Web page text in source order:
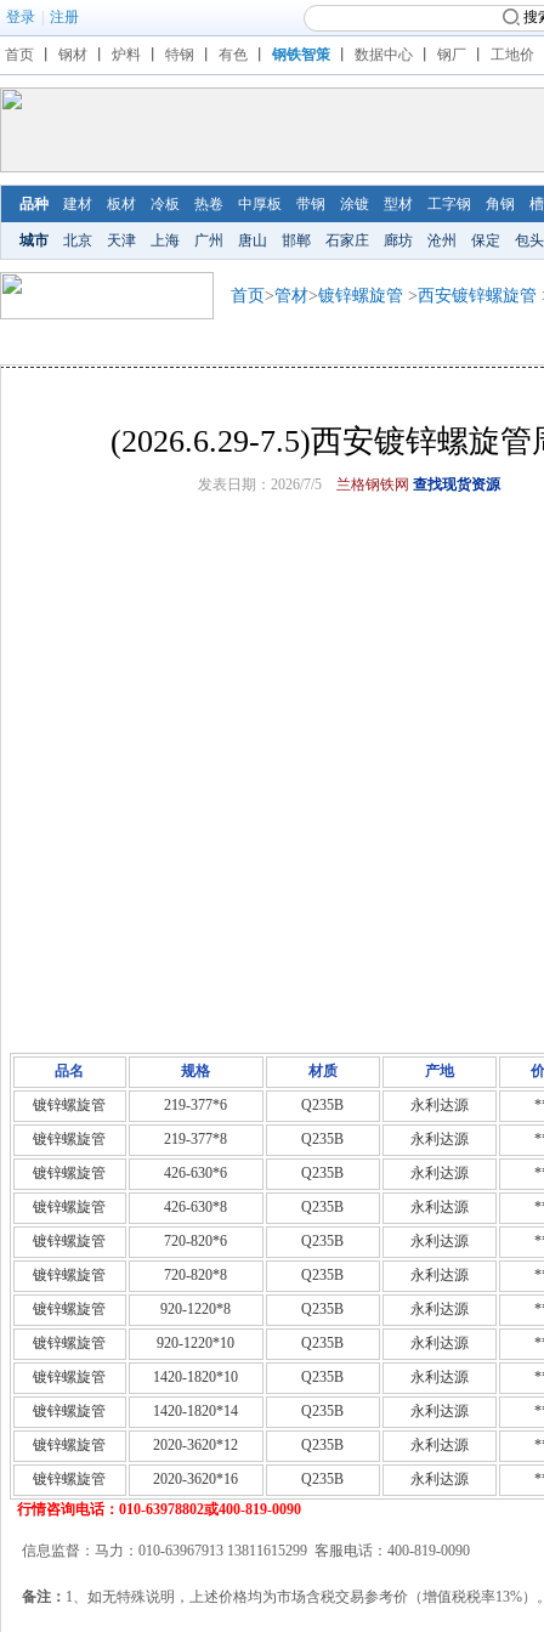
登录 注册 搜
首页 钢材 炉料 特钢 有色 钢铁智策 数据中心 钢厂 工地价
品种 建材 板材 冷板 热卷 中厚板 带钢 涂镀 型材 工字钢 角钢
城市 北京 天津 上海 广州 唐山 邯郸 石家庄 廊坊 沧州 保定 包头
首页>管材>镀锌螺旋管 >西安镀锌螺旋管
(2026.6.29-7.5)西安镀锌螺旋
发表日期：2026/7/5 兰格钢铁网 查找现货资源
品名 规格 材质 产地
镀锌螺旋管
219-377*6 Q235B 永利达源
镀锌螺旋管
219-377*8 Q235B 永利达源
镀锌螺旋管
426-630*6 Q235B 永利达源
镀锌螺旋管
426-630*8 Q235B 永利达源
镀锌螺旋管
720-820*6 Q235B 永利达源
镀锌螺旋管
720-820*8 Q235B 永利达源
镀锌螺旋管
920-1220*8 Q235B 永利达源
镀锌螺旋管
920-1220*10 Q235B 永利达源
镀锌螺旋管
1420-1820*10 Q235B 永利达源
镀锌螺旋管
1420-1820*14 Q235B 永利达源
镀锌螺旋管
2020-3620*12 Q235B 永利达源
镀锌螺旋管
2020-3620*16 Q235B 永利达源
行情咨询电话：010-63978802或400-819-0090
信息监督：马力：010-63967913 13811615299 客服电话：400-819-0090
备注： 1、如无特殊说明，上述价格均为市场含税交易参考价（增值税税率13%）